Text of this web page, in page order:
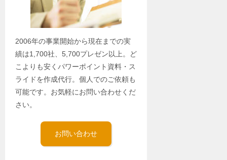
2006年の事業開始から現在までの実
績は1,700社、5,700プレゼン以上。ど
こよりも安くパワーポイント資料・ス
ライドを作成代行。個人でのご依頼も
可能です。お気軽にお問い合わせくだ
さい。
お問い合わせ